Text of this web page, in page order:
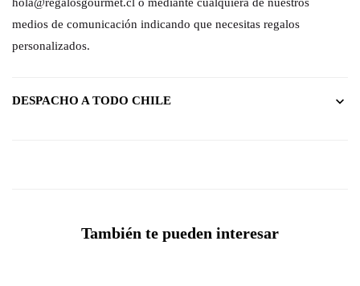
medios de comunicación indicando que necesitas regalos
personalizados.
DESPACHO A TODO CHILE
También te pueden interesar